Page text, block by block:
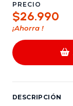
PRECIO
$26.990
¡Ahorra !
DESCRIPCIÓN